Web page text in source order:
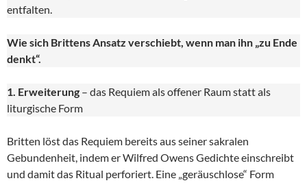
entfalten.
Wie sich Brittens Ansatz verschiebt, wenn man ihn „zu Ende
denkt“.
1. Erweiterung – das Requiem als offener Raum statt als
liturgische Form
Britten löst das Requiem bereits aus seiner sakralen
Gebundenheit, indem er Wilfred Owens Gedichte einschreibt
und damit das Ritual perforiert. Eine „geräuschlose“ Form